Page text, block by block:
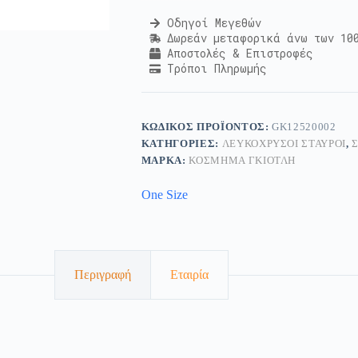
Οδηγοί Μεγεθών
Δωρεάν μεταφορικά άνω των
Αποστολές & Επιστροφές
Τρόποι Πληρωμής
ΚΩΔΙΚΌΣ ΠΡΟΪΌΝΤΟΣ:GK12520002
ΚΑΤΗΓΟΡΊΕΣ: ΛΕΥΚΌΧΡΥΣΟΙ ΣΤΑΥΡΟΊ,
ΜΆΡΚΑ:ΚΟΣΜΗΜΑ ΓΚΙΟΤΛΗ
One Size
Περιγραφή Εταιρία